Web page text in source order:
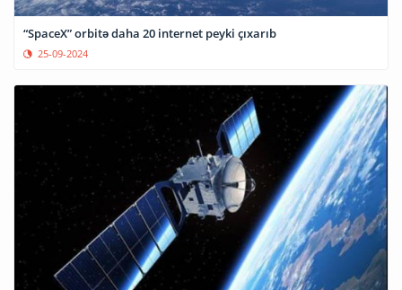
“SpaceX” orbitə daha 20 internet peyki çıxarıb
25-09-2024